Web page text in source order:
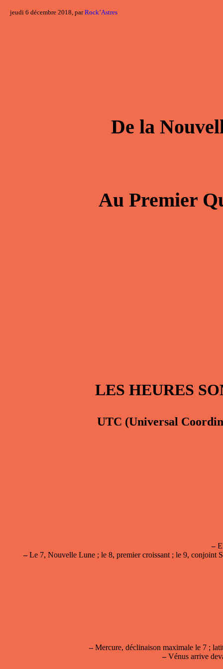
jeudi 6 décembre 2018, parRock’Astres
De la
Au Premier
LES HEURES
UTC (Universal
–
–Le 7, Nouvelle Lune ; le 8, premier croissant ; le 9, conjoint
–Mercure, déclinaison maximale le 7 ;
–Vénus arrive